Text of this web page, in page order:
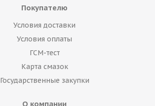
Покупателю
Условия доставки
Условия оплаты
ГСМ-тест
Карта смазок
Государственные закупки
О компании